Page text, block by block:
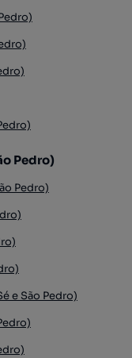
Pedro)
Pedro)
e São Pedro)